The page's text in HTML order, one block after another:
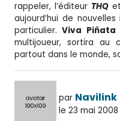
rappeler, l’éditeur THQ
aujourd’hui de
particulier.Viva Piñata
multijoueur, sortira au
partout dans le monde,
par Navilink
le 23 mai 2008